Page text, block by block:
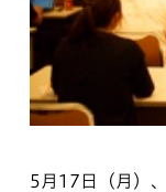
5月17日（月）